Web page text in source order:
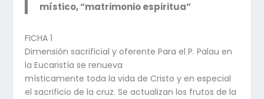
místico, “matrimonio espiritua”
FICHA 1
Dimensión sacrificial y oferente Para el P. Palau en
la Eucaristía se renueva
místicamente toda la vida de Cristo y en especial
el sacrificio de la cruz. Se actualizan los frutos de la